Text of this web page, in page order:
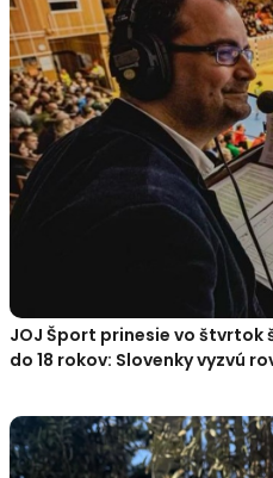
JOJ Šport prinesie vo
do 18 rokov: Slovenky vyzvú